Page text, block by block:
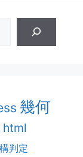
幾何
html
判定